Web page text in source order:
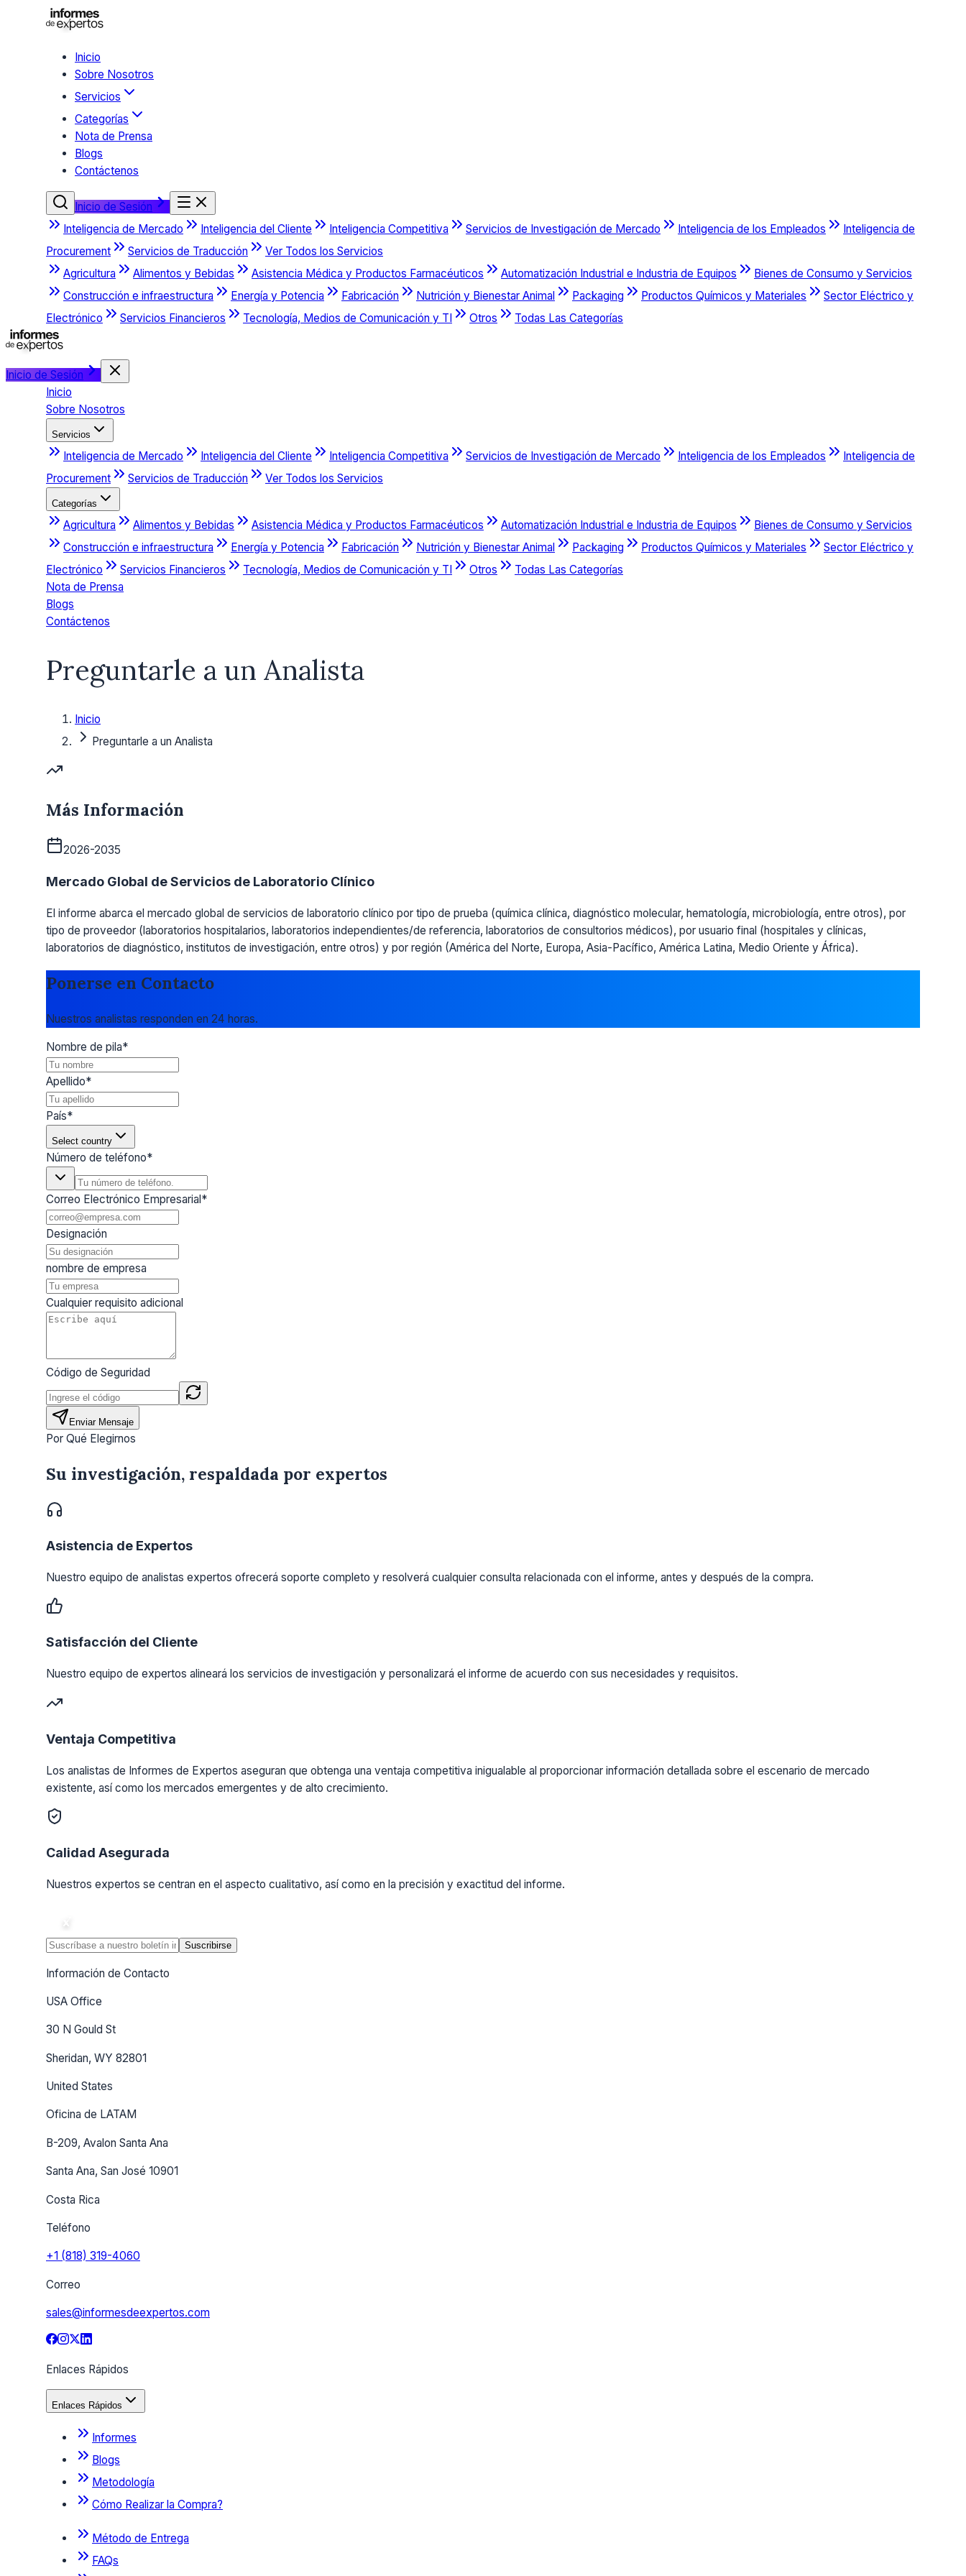
Inicio
Sobre Nosotros
Servicios
Categorías
Nota de Prensa
Blogs
Contáctenos
Inicio de Sesión
Inteligencia de Mercado
Inteligencia del Cliente Inteligencia Competitiva Servicios de Investigación de Mercado Inteligencia de los Empleados
Inteligencia de
Procurement
Servicios de Traducción
Ver Todos los Servicios
Agricultura
Alimentos y Bebidas Asistencia Médica y Productos Farmacéuticos Automatización Industrial e Industria de Equipos
Bienes de Consumo y Servicios
Construcción e infraestructura
Energía y Potencia Fabricación Nutrición y Bienestar Animal Packaging Productos Químicos y Materiales
Sector Eléctrico y
Electrónico
Servicios Financieros Tecnología, Medios de Comunicación y TI Otros Todas Las Categorías
Inicio de Sesión
Inicio
Sobre Nosotros
Servicios
Inteligencia de Mercado Inteligencia del Cliente Inteligencia Competitiva Servicios de Investigación de Mercado Inteligencia de los Empleados
Inteligencia de
Procurement
Servicios de Traducción Ver Todos los Servicios
Categorías
Agricultura Alimentos y Bebidas Asistencia Médica y Productos Farmacéuticos Automatización Industrial e Industria de Equipos
Bienes de Consumo y Servicios
Construcción e infraestructura
Energía y Potencia Fabricación Nutrición y Bienestar Animal Packaging Productos Químicos y Materiales
Sector Eléctrico y
Electrónico
Servicios Financieros Tecnología, Medios de Comunicación y TI Otros
Todas Las Categorías
Nota de Prensa
Blogs
Contáctenos
Preguntarle a un Analista
Inicio
Preguntarle a un Analista
Más Información
2026-2035
Mercado Global de Servicios de Laboratorio Clínico
El informe abarca el mercado global de servicios de laboratorio clínico por tipo de prueba (química clínica, diagnóstico molecular, hematología, microbiología, entre otros), por
tipo de proveedor (laboratorios hospitalarios, laboratorios independientes/de referencia, laboratorios de consultorios médicos), por usuario final (hospitales y clínicas,
laboratorios de diagnóstico, institutos de investigación, entre otros) y por región (América del Norte, Europa, Asia-Pacífico, América Latina, Medio Oriente y África).
Ponerse en Contacto
Nuestros analistas responden en 24 horas.
Nombre de pila*
Apellido*
País*
Select country
Número de teléfono*
Correo Electrónico Empresarial*
Designación
nombre de empresa
Cualquier requisito adicional
Código de Seguridad
Enviar Mensaje
Por Qué Elegirnos
Su investigación, respaldada por expertos
Asistencia de Expertos
Nuestro equipo de analistas expertos ofrecerá soporte completo y resolverá cualquier consulta relacionada con el informe, antes y después de la compra.
Satisfacción del Cliente
Nuestro equipo de expertos alineará los servicios de investigación y personalizará el informe de acuerdo con sus necesidades y requisitos.
Ventaja Competitiva
Los analistas de Informes de Expertos aseguran que obtenga una ventaja competitiva inigualable al proporcionar información detallada sobre el escenario de mercado
existente, así como los mercados emergentes y de alto crecimiento.
Calidad Asegurada
Nuestros expertos se centran en el aspecto cualitativo, así como en la precisión y exactitud del informe.
Suscribirse
Información de Contacto
USA Office
30 N Gould St
Sheridan, WY 82801
United States
Oficina de LATAM
B-209, Avalon Santa Ana
Santa Ana, San José 10901
Costa Rica
Teléfono
+1 (818) 319-4060
Correo
sales@informesdeexpertos.com
Enlaces Rápidos
Enlaces Rápidos
Informes
Blogs
Metodología
Cómo Realizar la Compra?
Método de Entrega
FAQs